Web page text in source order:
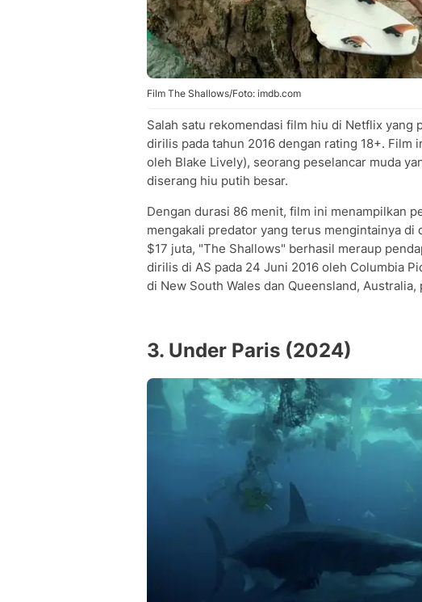
Film The Shallows/Foto: imdb.com
Salah satu rekomendasi film hiu di Netflix yang
dirilis pada tahun 2016 dengan rating 18+. Film
oleh Blake Lively), seorang peselancar muda
diserang hiu putih besar.
Dengan durasi 86 menit, film ini menampilkan
mengakali predator yang terus mengintainya di
$17 juta, "The Shallows" berhasil meraup
dirilis di AS pada 24 Juni 2016 oleh Columbia
di New South Wales dan Queensland, Australia,
3. Under Paris (2024)